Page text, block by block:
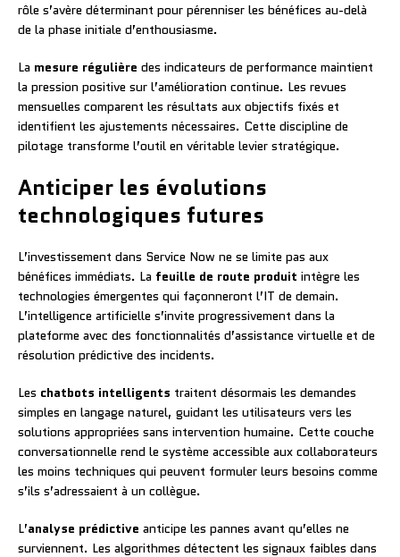
rôle s’avère déterminant pour pérenniser les bénéfices au-delà
de la phase initiale d’enthousiasme.
La mesure régulière des indicateurs de performance maintient
la pression positive sur l’amélioration continue. Les revues
mensuelles comparent les résultats aux objectifs fixés et
identifient les ajustements nécessaires. Cette discipline de
pilotage transforme l’outil en véritable levier stratégique.
Anticiper les évolutions
technologiques futures
L’investissement dans Service Now ne se limite pas aux
bénéfices immédiats. La feuille de route produit intègre les
technologies émergentes qui façonneront l’IT de demain.
L’intelligence artificielle s’invite progressivement dans la
plateforme avec des fonctionnalités d’assistance virtuelle et de
résolution prédictive des incidents.
Les chatbots intelligents traitent désormais les demandes
simples en langage naturel, guidant les utilisateurs vers les
solutions appropriées sans intervention humaine. Cette couche
conversationnelle rend le système accessible aux collaborateurs
les moins techniques qui peuvent formuler leurs besoins comme
s’ils s’adressaient à un collègue.
L’analyse prédictive anticipe les pannes avant qu’elles ne
surviennent. Les algorithmes détectent les signaux faibles dans